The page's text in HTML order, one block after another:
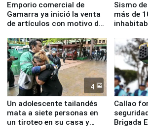
Emporio comercial de
Gamarra ya inició la venta
de artículos con motivo de
Sismo
más de
4
Un adolescente tailandés
mata a siete personas en
un tiroteo en su casa y
Callao
Brigada